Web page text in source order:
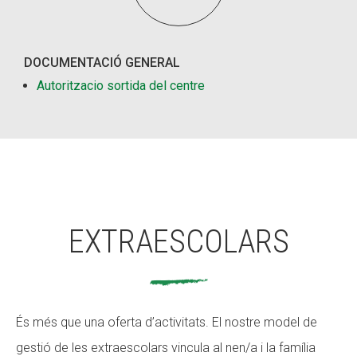
DOCUMENTACIÓ GENERAL
Autoritzacio sortida del centre
EXTRAESCOLARS
És més que una oferta d’activitats. El nostre model de
gestió de les extraescolars vincula al nen/a i la família